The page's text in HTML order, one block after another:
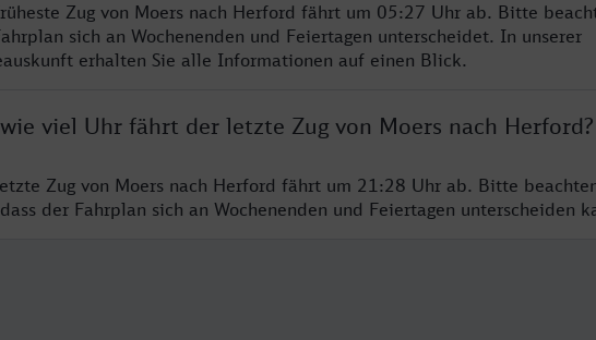
Zug von Moers nach Herford fährt um 05:27 Uhr ab. Bitte
sich an Wochenenden und Feiertagen unterscheidet. In unserer
erhalten Sie alle Informationen auf einen Blick.
viel Uhr fährt der letzte Zug von Moers nach Herford?
Zug von Moers nach Herford fährt um 21:28 Uhr ab. Bitte
der Fahrplan sich an Wochenenden und Feiertagen unterscheiden